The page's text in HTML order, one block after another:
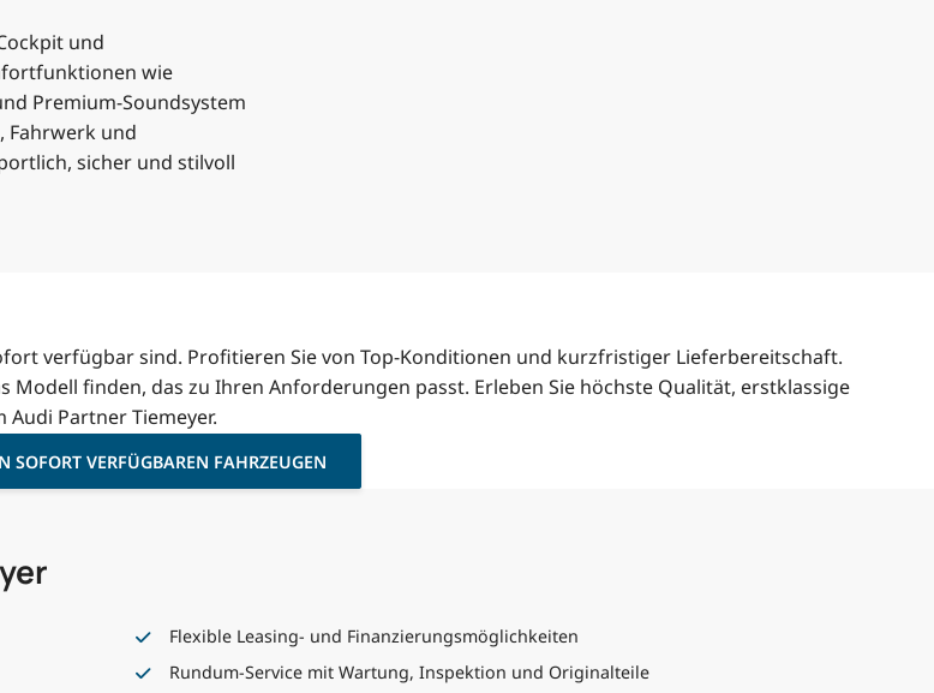
und
wie
Premium-Soundsystem
Fahrwerk und
sicher und stilvoll
verfügbar sind. Profitieren Sie von Top-Konditionen und kurzfristiger Lieferbereitschaft.
Modell finden, das zu Ihren Anforderungen passt. Erleben Sie höchste Qualität, erstklassige
Partner Tiemeyer.
SOFORT VERFÜGBAREN FAHRZEUGEN
Flexible Leasing- und Finanzierungsmöglichkeiten
Rundum-Service mit Wartung, Inspektion und Originalteile